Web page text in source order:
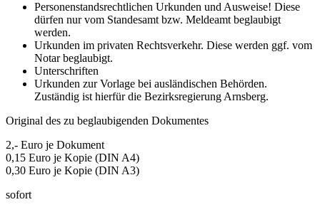
Personenstandsrechtlichen Urkunden und Ausweise! Diese
dürfen nur vom Standesamt bzw. Meldeamt beglaubigt
werden.
Urkunden im privaten Rechtsverkehr. Diese werden ggf. vom
Notar beglaubigt.
Unterschriften
Urkunden zur Vorlage bei ausländischen Behörden.
Zuständig ist hierfür die Bezirksregierung Arnsberg.
Original des zu beglaubigenden Dokumentes
2,- Euro je Dokument
0,15 Euro je Kopie (DIN A4)
0,30 Euro je Kopie (DIN A3)
sofort